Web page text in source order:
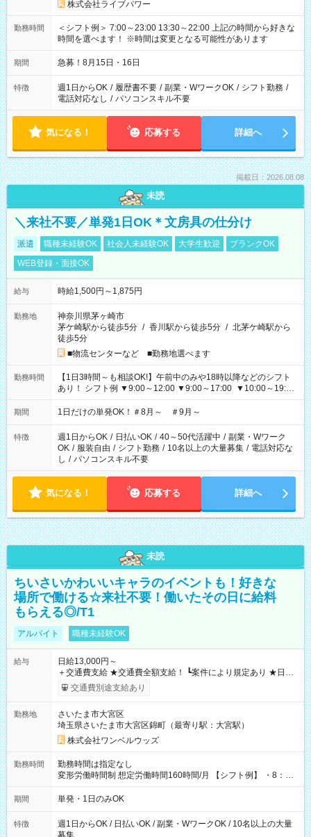
株式会社ライブパワー
勤務時間
＜シフト例＞ 7:00～23:00 13:30～22:00 上記の時間から好きな
時間を選べます！ ※時間は変更となる可能性があります
期間 急募！8月15日・16日
特徴 週1日からOK / 履歴書不要 / 副業・WワークOK / シフト勤務 /
電話対応なし / パソコンスキル不要
気になる！ 応募する 詳細へ
掲載日：2026.08.08
未読
＼来社不要／単発1日OK＊文房具の仕分け
派遣 職種未経験OK 社会人未経験OK 大学生歓迎
ブランクOK
WEB登録・面接OK
給与 時給1,500円～1,875円
勤務地
神奈川県茅ヶ崎市
茅ケ崎駅から徒歩5分 / 香川駅から徒歩5分 / 北茅ケ崎駅から
徒歩5分
■物流センターなど ■勤務地選べます
勤務時間
【1日3時間～も相談OK!】午前中のみや18時以降などのシフト
あり！ シフト例 ▼9:00～12:00 ▼9:00～17:00 ▼10:00～19:00
▼18:00～21:00
期間 1日だけの単発OK！＃8月～ ＃9月～
特徴 週1日からOK / 日払いOK / 40～50代活躍中 / 副業・Wワーク
OK / 服装自由 / シフト勤務 / 10名以上の大量募集 / 電話対応な
し / パソコンスキル不要
気になる！ 応募する 詳細へ
未読
ちいさいかわいいキャラのイベントも！好きな
場所で働ける☆来社不要！働いたその日に給料
もらえる◎/T1
アルバイト 職種未経験OK
給与
日給13,000円～
＋交通費支給 ★交通費全額支給！ ┗案件により規定あり ★日払
いOK！（規定あり） ┗働いたその日に現金GET♪ お仕事後はコ
ンビニATMから 日払い分を引き落とせます！ 【試用期間】試
交通費別途支給あり
勤務地
さいたま市大宮区
埼玉県さいたま市大宮区錦町（最寄り駅：大宮駅）
株式会社ワンベルウッズ
勤務時間
勤務時間は指定なし
変形労働時間制 想定労働時間160時間/月 【シフト例】 ・8：00
～21：00
期間 単発・1日のみOK
特徴
週1日からOK / 日払いOK / 副業・WワークOK / 10名以上の大量
募集